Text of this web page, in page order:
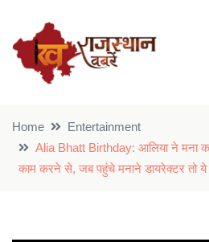
Home
Entertainment
Alia Bhatt Birthday: आलिया ने मना
काम करने से, जब पहुंचे मनाने डायरेक्टर तो ये